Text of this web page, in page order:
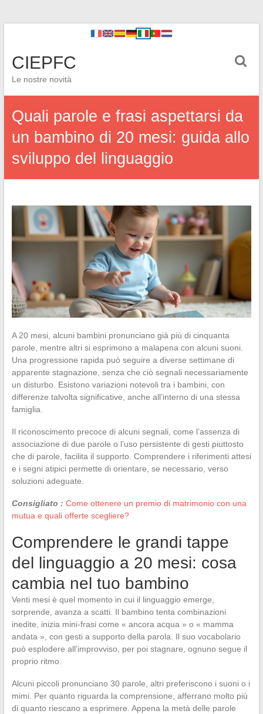
CIEPFC
Le nostre novità
Quali parole e frasi aspettarsi da
un bambino di 20 mesi: guida allo
sviluppo del linguaggio
A 20 mesi, alcuni bambini pronunciano già più di cinquanta
parole, mentre altri si esprimono a malapena con alcuni suoni.
Una progressione rapida può seguire a diverse settimane di
apparente stagnazione, senza che ciò segnali necessariamente
un disturbo. Esistono variazioni notevoli tra i bambini, con
differenze talvolta significative, anche all’interno di una stessa
famiglia.
Il riconoscimento precoce di alcuni segnali, come l’assenza di
associazione di due parole o l’uso persistente di gesti piuttosto
che di parole, facilita il supporto. Comprendere i riferimenti attesi
e i segni atipici permette di orientare, se necessario, verso
soluzioni adeguate.
Consigliato : Come ottenere un premio di matrimonio con una
mutua e quali offerte scegliere?
Comprendere le grandi tappe
del linguaggio a 20 mesi: cosa
cambia nel tuo bambino
Venti mesi è quel momento in cui il linguaggio emerge,
sorprende, avanza a scatti. Il bambino tenta combinazioni
inedite, inizia mini-frasi come « ancora acqua » o « mamma
andata », con gesti a supporto della parola. Il suo vocabolario
può esplodere all’improvviso, per poi stagnare, ognuno segue il
proprio ritmo.
Alcuni piccoli pronunciano 30 parole, altri preferiscono i suoni o i
mimi. Per quanto riguarda la comprensione, afferrano molto più
di quanto riescano a esprimere. Appena la metà delle parole